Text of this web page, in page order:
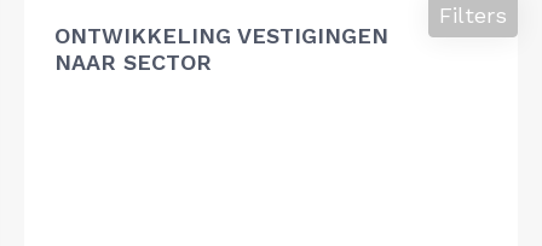
ONTWIKKELING VESTIGINGEN
NAAR SECTOR
Filters